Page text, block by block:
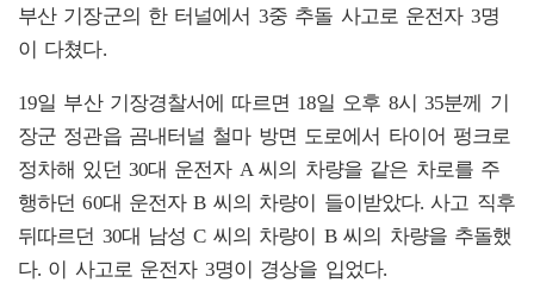
부산 기장군의 한 터널에서 3중 추돌 사고로 운전자 3명
이 다쳤다.
19일 부산 기장경찰서에 따르면 18일 오후 8시 35분께 기
장군 정관읍 곰내터널 철마 방면 도로에서 타이어 펑크로
정차해 있던 30대 운전자 A 씨의 차량을 같은 차로를 주
행하던 60대 운전자 B 씨의 차량이 들이받았다. 사고 직후
뒤따르던 30대 남성 C 씨의 차량이 B 씨의 차량을 추돌했
다. 이 사고로 운전자 3명이 경상을 입었다.